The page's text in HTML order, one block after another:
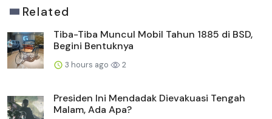
Related
Tiba-Tiba Muncul Mobil Tahun 1885 di BSD,
Begini Bentuknya
3 hours ago 2
Presiden Ini Mendadak Dievakuasi Tengah
Malam, Ada Apa?